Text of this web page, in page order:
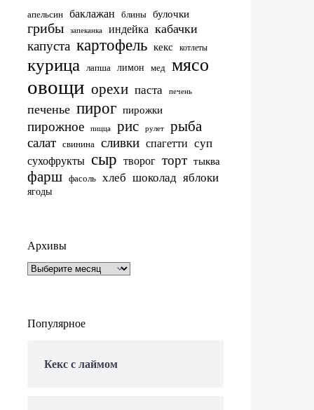
апельсин баклажан блины булочки
грибы запеканка индейка кабачки
капуста картофель кекс котлеты
курица лапша лимон мед мясо
овощи орехи паста печень
печенье пирог пирожки
пирожное пицца рис рулет рыба
салат свинина сливки спагетти суп
сухофрукты сыр творог торт тыква
фарш фасоль хлеб шоколад яблоки
ягоды
Архивы
Архивы
Популярное
Кекс с лаймом